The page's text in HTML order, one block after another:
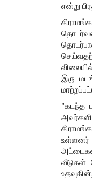
என்று
இரு
"கடந்த
உள்ளனர்
வீடுகள்